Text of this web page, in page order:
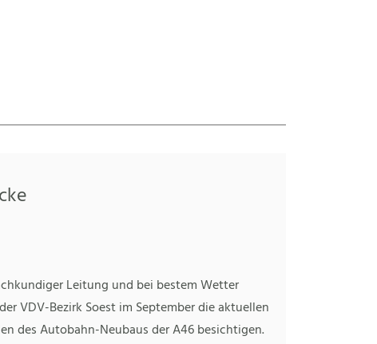
Leitung und bei bestem Wetter
VDV-Bezirk Soest im September die aktuellen
des Autobahn-Neubaus der A46 besichtigen.